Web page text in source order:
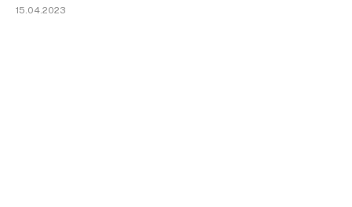
15.04.2023